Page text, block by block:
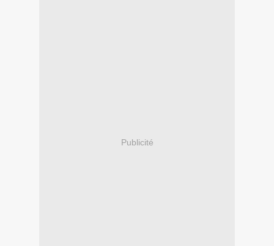
Publicité